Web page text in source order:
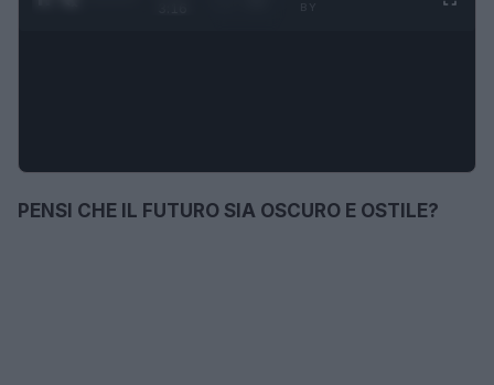
PENSI CHE IL FUTURO SIA OSCURO E OSTILE?